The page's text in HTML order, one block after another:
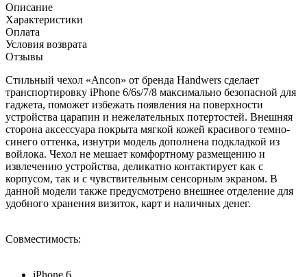
Описание
Характеристики
Оплата
Условия возврата
Отзывы
Стильный чехол «Ancon» от бренда Handwers сделает
транспортировку iPhone 6/6s/7/8 максимально безопасной для
гаджета, поможет избежать появления на поверхности
устройства царапин и нежелательных потертостей. Внешняя
сторона аксессуара покрыта мягкой кожей красивого темно-
синего оттенка, изнутри модель дополнена подкладкой из
войлока. Чехол не мешает комфортному размещению и
извлечению устройства, деликатно контактирует как с
корпусом, так и с чувствительным сенсорным экраном. В
данной модели также предусмотрено внешнее отделение для
удобного хранения визиток, карт и наличных денег.
Совместимость:
iPhone 6